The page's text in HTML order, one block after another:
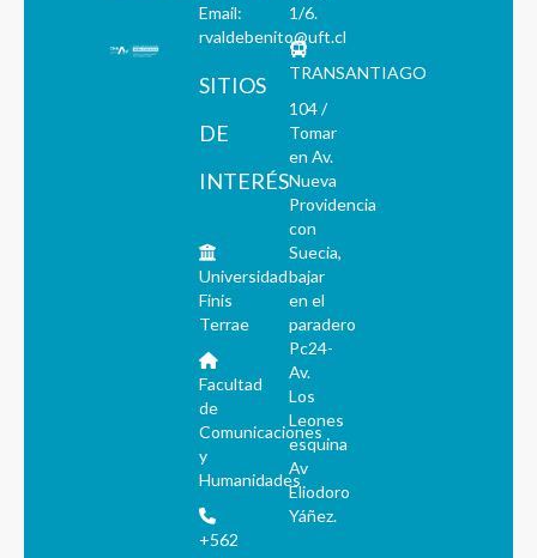
Email:
rvaldebenito@uft.cl
SITIOS
DE
INTERÉS
Universidad
Finis
Terrae
Facultad
de
Comunicaciones
y
Humanidades
+562
1/6.
TRANSANTIAGO
104 /
Tomar
en Av.
Nueva
Providencia
con
Suecia,
bajar
en el
paradero
Pc24-
Av.
Los
Leones
esquina
Av
Eliodoro
Yáñez.